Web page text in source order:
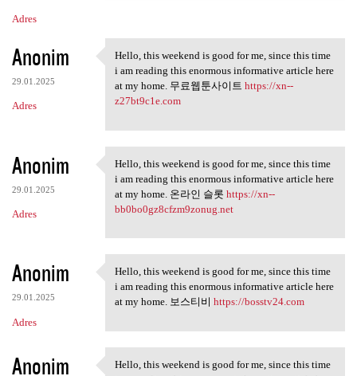
Adres
Anonim
29.01.2025
Adres
Hello, this weekend is good
Hello, this weekend is good for me, since this time
i am reading this enormous informative article here
at my home. 무료웹툰사이트 https://xn--
z27bt9c1e.com
Anonim
29.01.2025
Adres
Hello, this weekend is good
Hello, this weekend is good for me, since this time
i am reading this enormous informative article here
at my home. 온라인 슬롯 https://xn--
bb0bo0gz8cfzm9zonug.net
Anonim
29.01.2025
Adres
Hello, this weekend is good
Hello, this weekend is good for me, since this time
i am reading this enormous informative article here
at my home. 보스티비 https://bosstv24.com
Anonim
Hello, this weekend is good for me, since this time